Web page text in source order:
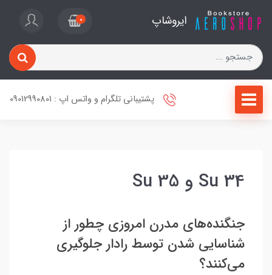
ایروشاپ 0
پشتیبانی تلگرام و واتس اپ : 09012990801
Su 34 و Su 35
جنگنده‌های مدرن امروزی چطور از
شناسایی شدن توسط رادار جلوگیری
می‌کنند؟